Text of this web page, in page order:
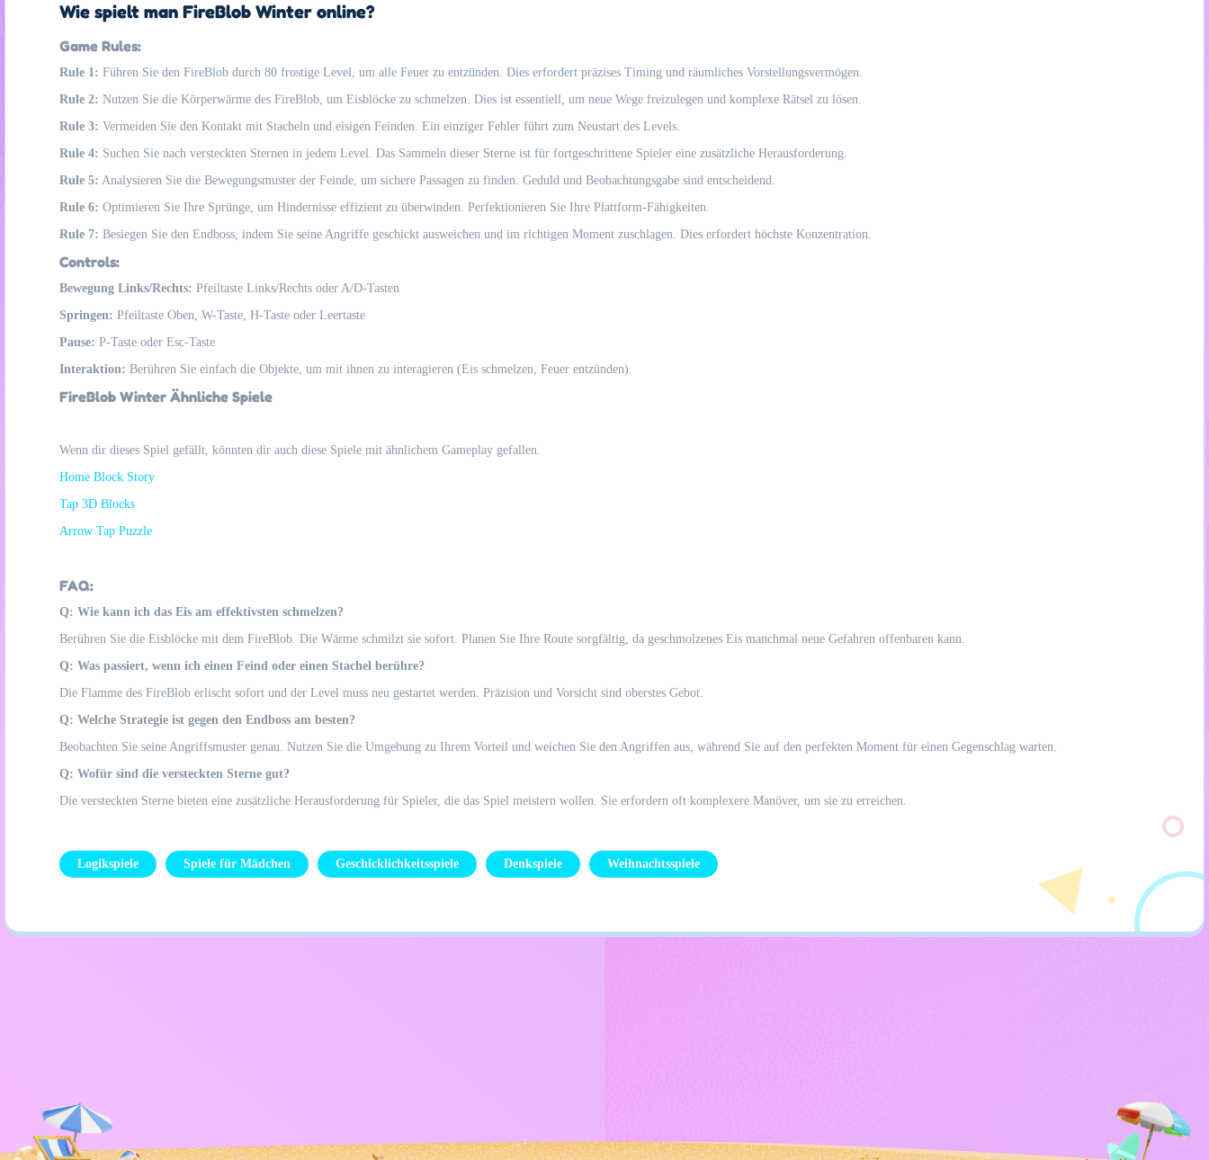
Wie spielt man FireBlob Winter online?
Game Rules:
Rule 1: Führen Sie den FireBlob durch 80 frostige Level, um alle Feuer zu entzünden. Dies erfordert präzises Timing und räumliches Vorstellungsvermögen.
Rule 2: Nutzen Sie die Körperwärme des FireBlob, um Eisblöcke zu schmelzen. Dies ist essentiell, um neue Wege freizulegen und komplexe Rätsel zu lösen.
Rule 3: Vermeiden Sie den Kontakt mit Stacheln und eisigen Feinden. Ein einziger Fehler führt zum Neustart des Levels.
Rule 4: Suchen Sie nach versteckten Sternen in jedem Level. Das Sammeln dieser Sterne ist für fortgeschrittene Spieler eine zusätzliche Herausforderung.
Rule 5: Analysieren Sie die Bewegungsmuster der Feinde, um sichere Passagen zu finden. Geduld und Beobachtungsgabe sind entscheidend.
Rule 6: Optimieren Sie Ihre Sprünge, um Hindernisse effizient zu überwinden. Perfektionieren Sie Ihre Plattform-Fähigkeiten.
Rule 7: Besiegen Sie den Endboss, indem Sie seine Angriffe geschickt ausweichen und im richtigen Moment zuschlagen. Dies erfordert höchste Konzentration.
Controls:
Bewegung Links/Rechts: Pfeiltaste Links/Rechts oder A/D-Tasten
Springen: Pfeiltaste Oben, W-Taste, H-Taste oder Leertaste
Pause: P-Taste oder Esc-Taste
Interaktion: Berühren Sie einfach die Objekte, um mit ihnen zu interagieren (Eis schmelzen, Feuer entzünden).
FireBlob Winter Ähnliche Spiele
Wenn dir dieses Spiel gefällt, könnten dir auch diese Spiele mit ähnlichem Gameplay gefallen.
Home Block Story
Tap 3D Blocks
Arrow Tap Puzzle
FAQ:
Q: Wie kann ich das Eis am effektivsten schmelzen?
Berühren Sie die Eisblöcke mit dem FireBlob. Die Wärme schmilzt sie sofort. Planen Sie Ihre Route sorgfältig, da geschmolzenes Eis manchmal neue Gefahren offenbaren kann.
Q: Was passiert, wenn ich einen Feind oder einen Stachel berühre?
Die Flamme des FireBlob erlischt sofort und der Level muss neu gestartet werden. Präzision und Vorsicht sind oberstes Gebot.
Q: Welche Strategie ist gegen den Endboss am besten?
Beobachten Sie seine Angriffsmuster genau. Nutzen Sie die Umgebung zu Ihrem Vorteil und weichen Sie den Angriffen aus, während Sie auf den perfekten Moment für einen Gegenschlag warten.
Q: Wofür sind die versteckten Sterne gut?
Die versteckten Sterne bieten eine zusätzliche Herausforderung für Spieler, die das Spiel meistern wollen. Sie erfordern oft komplexere Manöver, um sie zu erreichen.
Logikspiele Spiele für Mädchen Geschicklichkeitsspiele Denkspiele Weihnachtsspiele